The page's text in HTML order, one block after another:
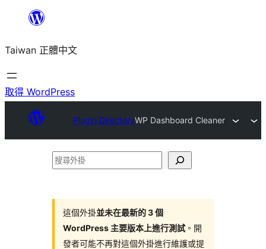
主
要
內
Taiwan 正體中文
取得 WordPress
Plugin DirectoryWP Dashboard Cleaner
搜
這個外掛並未在最新的 3 個
WordPress 主要版本上進行測試 。開
發者可能不再對這個外掛進行維護或提